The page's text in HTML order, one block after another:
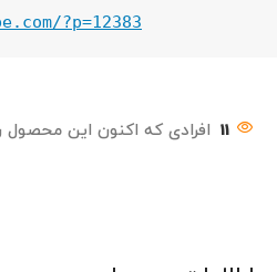
?p=12383
11 افرادی که اکنون این محصول